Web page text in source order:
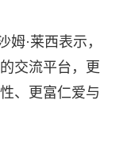
·莱西表示，
交流平台，更
、更富仁爱与